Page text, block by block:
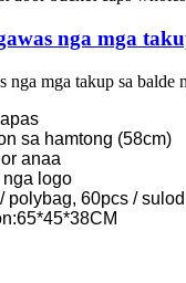
nga mga
nga mga takup sa
sa hamtong (58cm)
anaa
logo
polybag, 60pcs /